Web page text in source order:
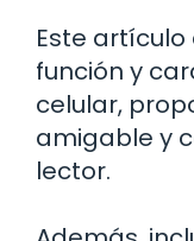
Este
función y
celular,
amigable y
lector.